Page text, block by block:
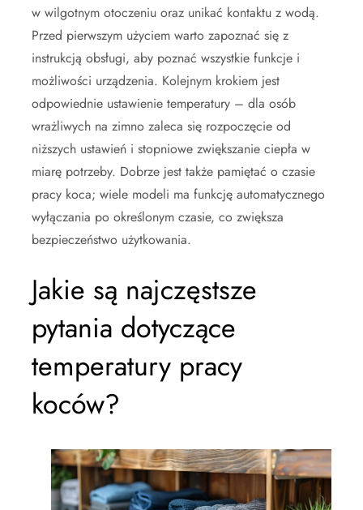
w wilgotnym otoczeniu oraz unikać kontaktu z wodą.
Przed pierwszym użyciem warto zapoznać się z
instrukcją obsługi, aby poznać wszystkie funkcje i
możliwości urządzenia. Kolejnym krokiem jest
odpowiednie ustawienie temperatury – dla osób
wrażliwych na zimno zaleca się rozpoczęcie od
niższych ustawień i stopniowe zwiększanie ciepła w
miarę potrzeby. Dobrze jest także pamiętać o czasie
pracy koca; wiele modeli ma funkcję automatycznego
wyłączania po określonym czasie, co zwiększa
bezpieczeństwo użytkowania.
Jakie są najczęstsze
pytania dotyczące
temperatury pracy
koców?